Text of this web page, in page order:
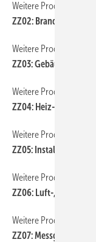
Weitere Produkt-
ZZ02: Brandschutz
Weitere Produkt-
ZZ03: Gebäude- und
Weitere Produkt-
ZZ04: Heiz- und
Weitere Produkt-
ZZ05: Installations-
Weitere Produkt-
ZZ06: Luft-, Klima-
Weitere Produkt-
ZZ07: Messgeräte und